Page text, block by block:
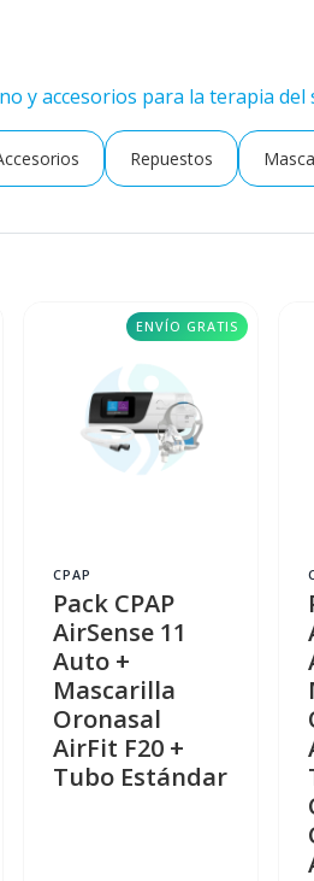
y accesorios para la terapia del
Repuestos
ENVÍO GRATIS
CPAP
Pack CPAP
AirSense 11
Auto +
Mascarilla
Oronasal
AirFit F20 +
Tubo Estándar